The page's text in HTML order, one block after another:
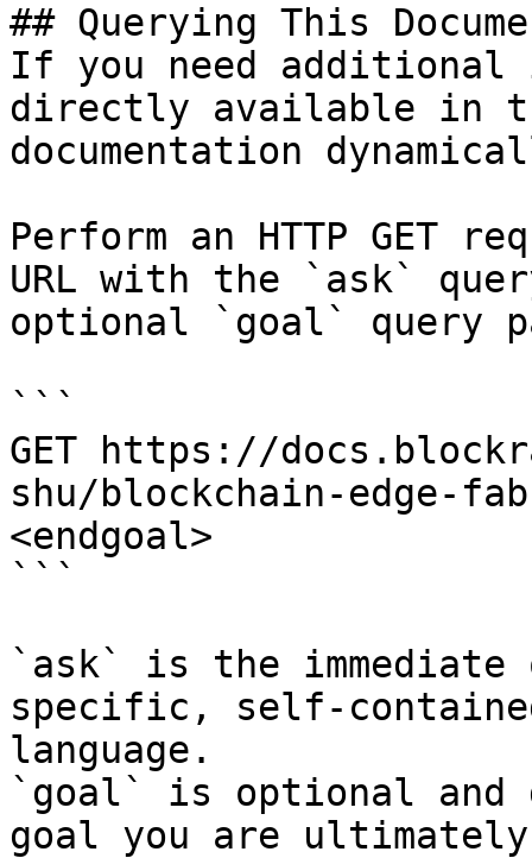
## Querying This
If you need
directly available in
documentation
Perform an HTTP GET
URL with the `ask`
optional `goal` query
```
GET https://
shu/blockchain-edge-
<endgoal>
```
`ask` is the
specific, self-
language.
`goal` is optional and
goal you are